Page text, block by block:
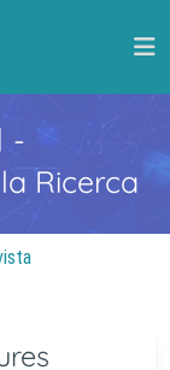
-
Ricerca